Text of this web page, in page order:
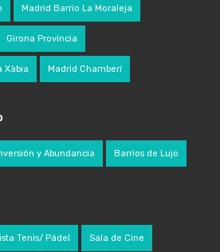
Madrid Barrio La Moraleja
Girona Provincia
Xàbia Madrid Chamberí
y Abundancia Barrios de Lujo
Tenis/ Pádel Sala de Cine